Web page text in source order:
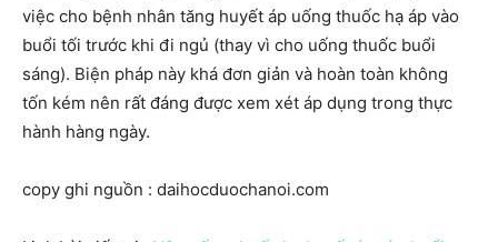
việc cho bệnh nhân tăng huyết áp uống thuốc hạ áp vào
buổi tối trước khi đi ngủ (thay vì cho uống thuốc buổi
sáng). Biện pháp này khá đơn giản và hoàn toàn không
tốn kém nên rất đáng được xem xét áp dụng trong thực
hành hàng ngày.
copy ghi nguồn : daihocduochanoi.com